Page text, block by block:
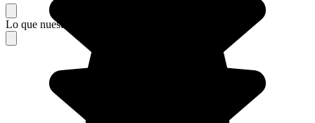
Lo que nuestros viajeros piensan de su estancia